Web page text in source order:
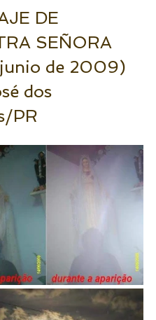
DE
SEÑORA
junio de 2009)
dos
PR